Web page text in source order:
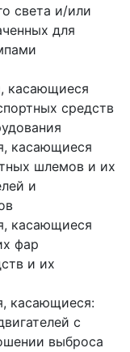
света и/или
для
касающиеся
средств
касающиеся
шлемов и их
и
касающиеся
фар
и их
касающиеся:
с
выброса